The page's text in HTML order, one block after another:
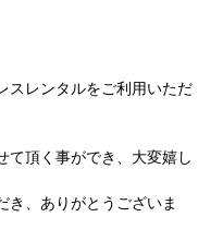
スレンタルをご利用いただ
て頂く事ができ、大変嬉し
き、ありがとうございま